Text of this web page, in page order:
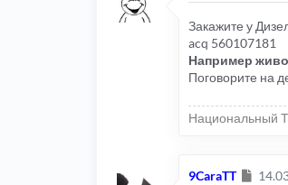
Закажите у
acq 560107181
Например
Поговорите на
Национальный
9CaraTT